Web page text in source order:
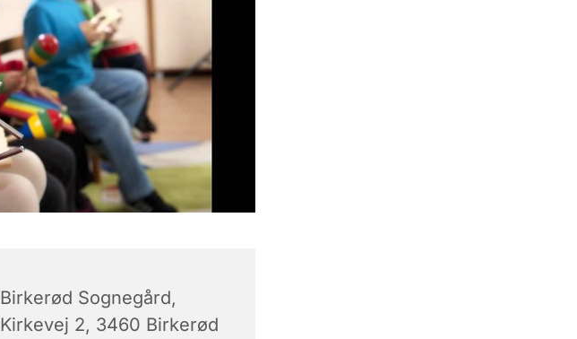
Birkerød Sognegård,
Kirkevej 2, 3460 Birkerød